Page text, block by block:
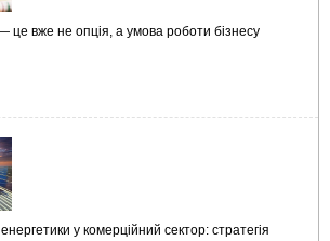
це вже не опція, а умова роботи бізнесу
енергетики у комерційний сектор: стратегія